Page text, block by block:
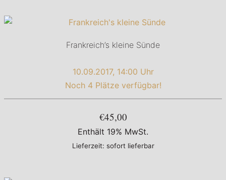
Frankreich’s kleine Sünde
10.09.2017, 14:00 Uhr
Noch 4 Plätze verfügbar!
€45,00
Enthält 19% MwSt.
Lieferzeit: sofort lieferbar